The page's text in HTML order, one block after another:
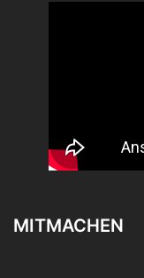
MITMACHEN